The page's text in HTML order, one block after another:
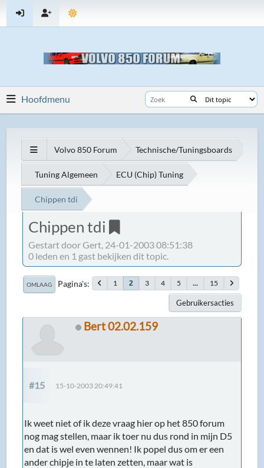
Hoofdmenu
Volvo 850 Forum Technische/Tuningsboards
Tuning Algemeen ECU (Chip) Tuning
Chippen tdi
Chippen tdi
Gestart door Gert, 24-01-2003 08:51:38
0 leden en 1 gast bekijken dit topic.
OMLAAG Pagina's 1 2 3 4 5 ... 15
Gebruikersacties
Bert 02.02.159
#15 15-10-2003 20:49:41
Ik weet niet of ik deze vraag hier op het 850 forum
nog mag stellen, maar ik toer nu dus rond in mijn D5
en dat is wel even wennen! Ik popel dus om er een
ander chipje in te laten zetten, maar wat is